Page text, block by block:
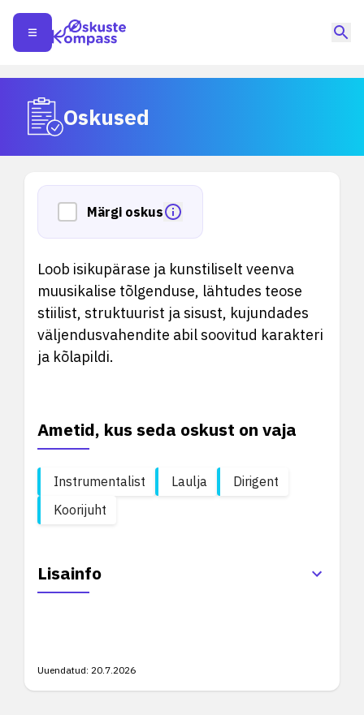
Oskused
Märgi oskus
Loob isikupärase ja kunstiliselt veenva
muusikalise tõlgenduse, lähtudes teose
stiilist, struktuurist ja sisust, kujundades
väljendusvahendite abil soovitud karakteri
ja kõlapildi.
Ametid, kus seda oskust on vaja
Instrumentalist Laulja
Dirigent
Koorijuht
Lisainfo
Uuendatud: 20.7.2026